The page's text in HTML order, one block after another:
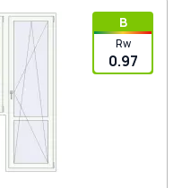
B
Rw
0.97